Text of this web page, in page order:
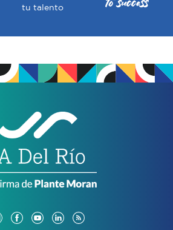
tu talento